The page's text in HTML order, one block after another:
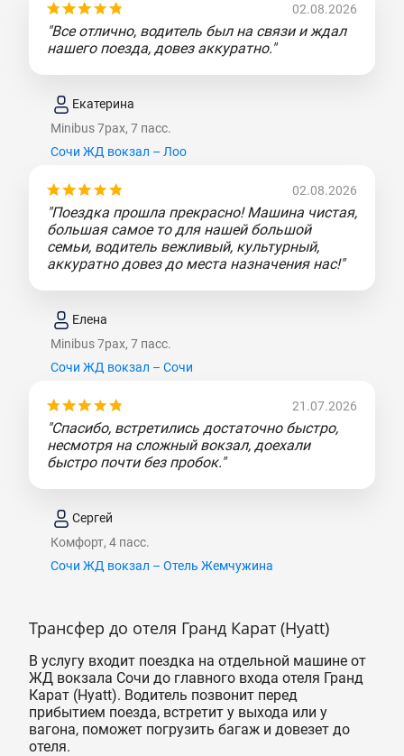
02.08.2026
"Все отлично, водитель был на связи и ждал
нашего поезда, довез аккуратно."
Екатерина
Minibus 7pax, 7 пасс.
Сочи ЖД вокзал – Лоо
02.08.2026
"Поездка прошла прекрасно! Машина чистая,
большая самое то для нашей большой
семьи, водитель вежливый, культурный,
аккуратно довез до места назначения нас!"
Елена
Minibus 7pax, 7 пасс.
Сочи ЖД вокзал – Сочи
21.07.2026
"Спасибо, встретились достаточно быстро,
несмотря на сложный вокзал, доехали
быстро почти без пробок."
Сергей
Комфорт, 4 пасс.
Сочи ЖД вокзал – Отель Жемчужина
Трансфер до отеля Гранд Карат (Hyatt)
В услугу входит поездка на отдельной машине от
ЖД вокзала Сочи до главного входа отеля Гранд
Карат (Hyatt). Водитель позвонит перед
прибытием поезда, встретит у выхода или у
вагона, поможет погрузить багаж и довезет до
отеля.